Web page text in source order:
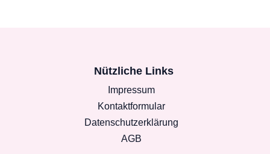
Nützliche Links
Impressum
Kontaktformular
Datenschutzerklärung
AGB